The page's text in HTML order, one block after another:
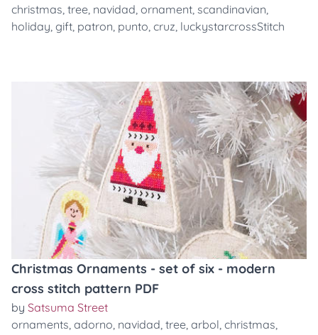
christmas, tree, navidad, ornament, scandinavian,
holiday, gift, patron, punto, cruz, luckystarcrossStitch
Christmas Ornaments - set of six - modern
cross stitch pattern PDF
by Satsuma Street
ornaments, adorno, navidad, tree, arbol, christmas,